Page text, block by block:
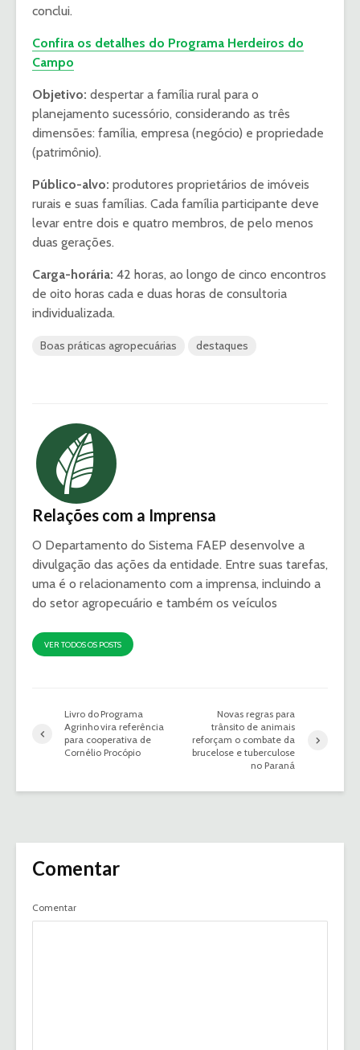
conclui.
Confira os detalhes do Programa Herdeiros do
Campo
Objetivo: despertar a família rural para o
planejamento sucessório, considerando as três
dimensões: família, empresa (negócio) e propriedade
(patrimônio).
Público-alvo: produtores proprietários de imóveis
rurais e suas famílias. Cada família participante deve
levar entre dois e quatro membros, de pelo menos
duas gerações.
Carga-horária: 42 horas, ao longo de cinco encontros
de oito horas cada e duas horas de consultoria
individualizada.
Boas práticas agropecuárias destaques
Relações com a Imprensa
O Departamento do Sistema FAEP desenvolve a
divulgação das ações da entidade. Entre suas tarefas,
uma é o relacionamento com a imprensa, incluindo a
do setor agropecuário e também os veículos
VER TODOS OS POSTS
Livro do Programa
Agrinho vira referência
para cooperativa de
Cornélio Procópio
Novas regras para
trânsito de animais
reforçam o combate da
brucelose e tuberculose
no Paraná
Comentar
Comentar